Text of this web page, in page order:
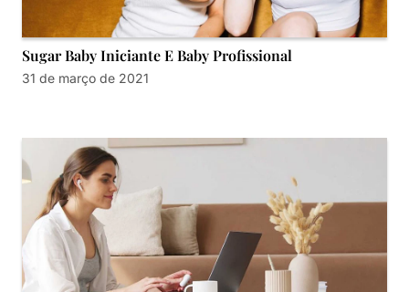
Sugar Baby Iniciante E Baby Profissional
31 de março de 2021